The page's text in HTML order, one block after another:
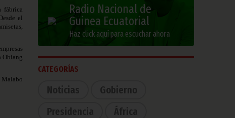
fábrica
el
Obiang
Malabo
Radio Nacional de
Guinea Ecuatorial
Haz click aquí para escuchar ahora
CATEGORÍAS
Noticias
Gobierno
Presidencia
África